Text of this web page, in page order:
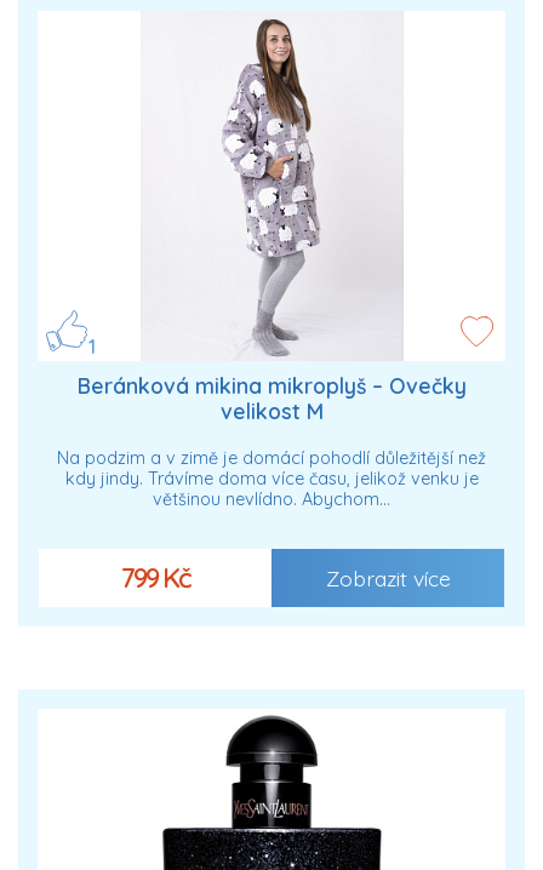
1
Beránková mikina mikroplyš – Ovečky
velikost M
Na podzim a v zimě je domácí pohodlí důležitější než
kdy jindy. Trávíme doma více času, jelikož venku je
většinou nevlídno. Abychom…
799 Kč Zobrazit více